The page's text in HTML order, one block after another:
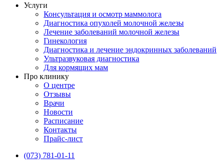
Услуги
Консультация и осмотр маммолога
Диагностика опухолей молочной железы
Лечение заболеваний молочной железы
Гинекология
Диагностика и лечение эндокринных заболеваний
Ультразвуковая диагностика
Для кормящих мам
Про клинику
О центре
Отзывы
Врачи
Новости
Расписание
Контакты
Прайс-лист
(073) 781-01-11